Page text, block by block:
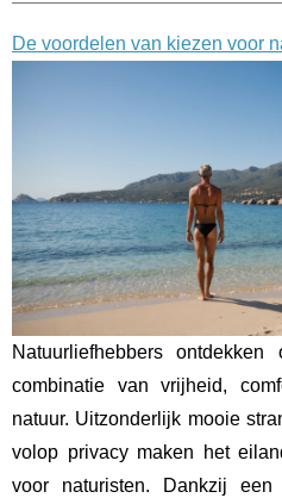
De voordelen van kiezen voor
Natuurliefhebbers
combinatie van vrijheid,
natuur. Uitzonderlijk mooie
volop privacy maken het
voor naturisten. Dankzij